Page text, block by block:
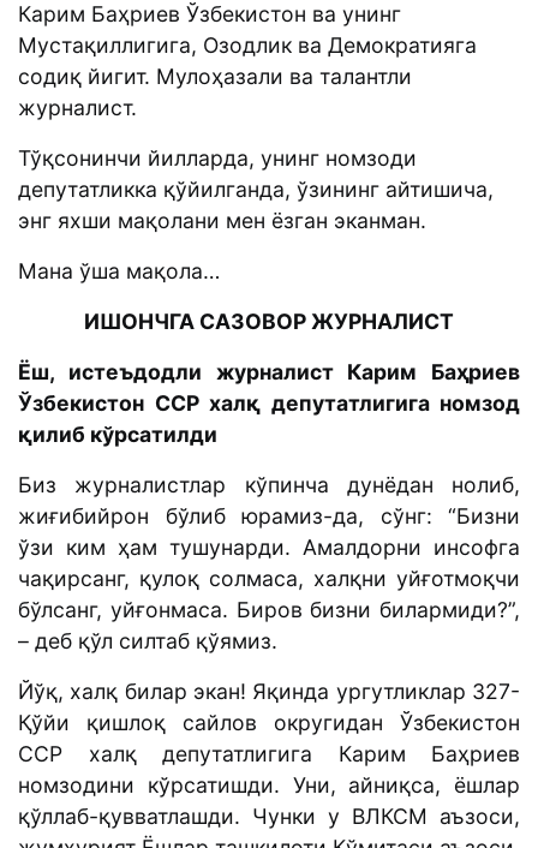
Карим Баҳриев Ўзбекистон ва унинг
Мустақиллигига, Озодлик ва Демократияга
содиқ йигит. Мулоҳазали ва талантли
журналист.
Тўқсонинчи йилларда, унинг номзоди
депутатликка қўйилганда, ўзининг айтишича,
энг яхши мақолани мен ёзган эканман.
Мана ўша мақола…
ИШОНЧГА САЗОВОР ЖУРНАЛИСТ
Ёш, истеъдодли журналист Карим Баҳриев
Ўзбекистон ССР халқ депутатлигига номзод
қилиб кўрсатилди
Биз журналистлар кўпинча дунёдан нолиб,
жиғибийрон бўлиб юрамиз-да, сўнг: “Бизни
ўзи ким ҳам тушунарди. Амалдорни инсофга
чақирсанг, қулоқ солмаса, халқни уйғотмоқчи
бўлсанг, уйғонмаса. Биров бизни билармиди?”,
– деб қўл силтаб қўямиз.
Йўқ, халқ билар экан! Яқинда ургутликлар 327-
Қўйи қишлоқ сайлов округидан Ўзбекистон
ССР халқ депутатлигига Карим Баҳриев
номзодини кўрсатишди. Уни, айниқса, ёшлар
қўллаб-қувватлашди. Чунки у ВЛКСМ аъзоси,